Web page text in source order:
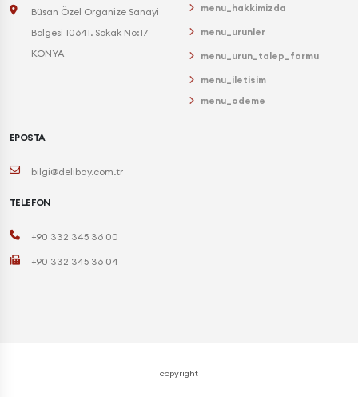
Büsan Özel Organize Sanayi
Bölgesi 10641. Sokak No:17
KONYA
menu_hakkimizda
menu_urunler
menu_urun_talep_formu
menu_iletisim
menu_odeme
EPOSTA
bilgi@delibay.com.tr
TELEFON
+90 332 345 36 00
+90 332 345 36 04
copyright